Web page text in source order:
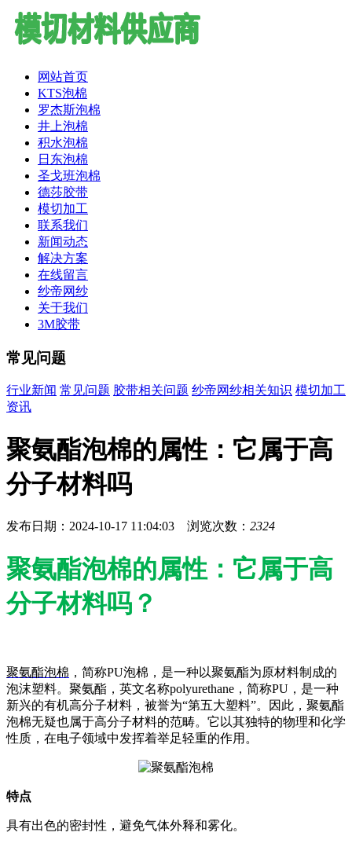
网站首页
KTS泡棉
罗杰斯泡棉
井上泡棉
积水泡棉
日东泡棉
圣戈班泡棉
德莎胶带
模切加工
联系我们
新闻动态
解决方案
在线留言
纱帝网纱
关于我们
3M胶带
常见问题
行业新闻 常见问题 胶带相关问题 纱帝网纱相关知识 模切加工
资讯
聚氨酯泡棉的属性：它属于高
分子材料吗
发布日期：2024-10-17 11:04:03 浏览次数： 2324
聚氨酯泡棉的属性：它属于高
分子材料吗？
聚氨酯泡棉 ，简称PU泡棉，是一种以聚氨酯为原材料制成的
泡沫塑料。聚氨酯，英文名称polyurethane，简称PU，是一种
新兴的有机高分子材料，被誉为“第五大塑料”。因此，聚氨酯
泡棉无疑也属于高分子材料的范畴。它以其独特的物理和化学
性质，在电子领域中发挥着举足轻重的作用。
特点
具有出色的密封性，避免气体外释和雾化。